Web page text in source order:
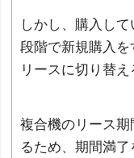
しかし、購入し
段階で新規購入を
リースに切り替
複合機のリース
るため、期間満